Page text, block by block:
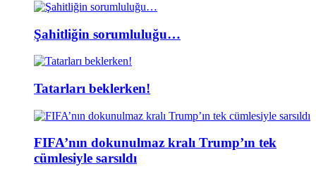
Şahitliğin sorumluluğu…
Tatarları beklerken!
FIFA’nın dokunulmaz kralı Trump’ın tek
cümlesiyle sarsıldı